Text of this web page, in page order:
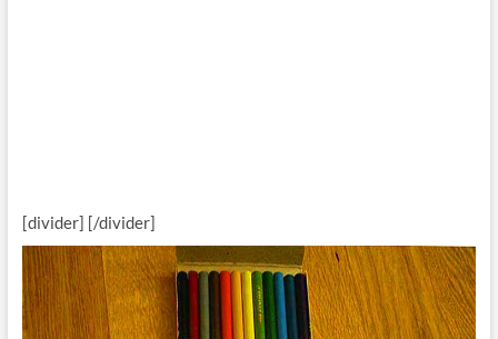
[divider] [/divider]